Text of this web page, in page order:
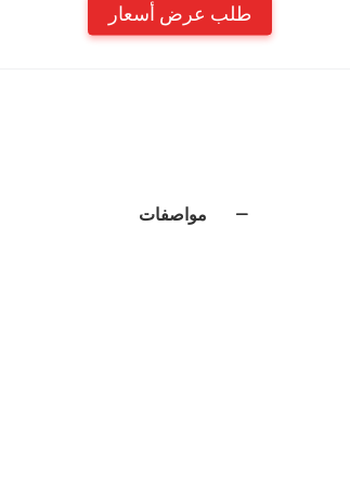
طلب عرض أسعار
مواصفات